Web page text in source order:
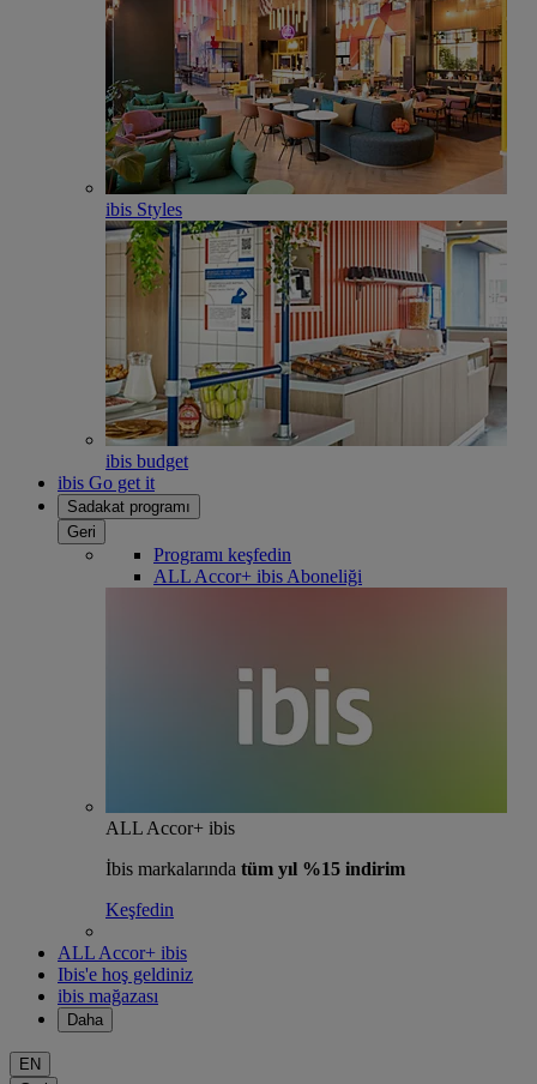
ibis Styles
ibis budget
ibis Go get it
Sadakat programı
Geri
Programı keşfedin
ALL Accor+ ibis Aboneliği
ALL Accor+ ibis
İbis markalarında tüm yıl %15 indirim
Keşfedin
ALL Accor+ ibis
Ibis'e hoş geldiniz
ibis mağazası
Daha
EN